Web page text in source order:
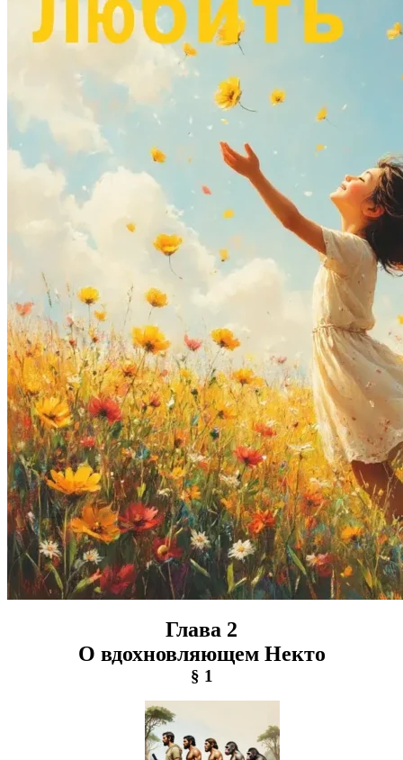
Глава 2
О вдохновляющем Некто
§ 1